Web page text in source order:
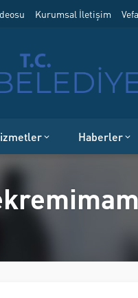
Kurumsal İletişim
Haberler